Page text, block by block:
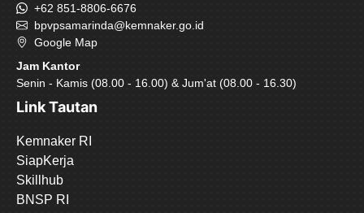
+62 851-8806-6676
bpvpsamarinda@kemnaker.go.id
Google Map
Jam Kantor
Senin - Kamis (08.00 - 16.00) & Jum'at (08.00 - 16.30)
Link Tautan
Kemnaker RI
SiapKerja
Skillhub
BNSP RI